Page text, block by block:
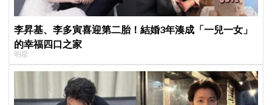
李昇基、李多寅喜迎第二胎！結婚3年湊成「一兒一女」
的幸福四口之家
明星